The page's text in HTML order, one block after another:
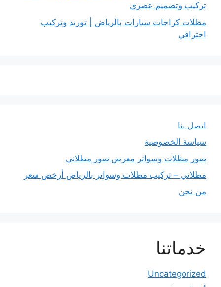
تركيب وتصميم عصري
مظلات كراجات سيارات بالرياض | توريد وتركيب
احترافي
اتصل بنا
سياسة الخصوصية
صور مظلات وسواتر معرض صور مظلاتي
مظلاتي – تركيب مظلات وسواتر بالرياض أرخص سعر
من نحن
خدماتنا
Uncategorized